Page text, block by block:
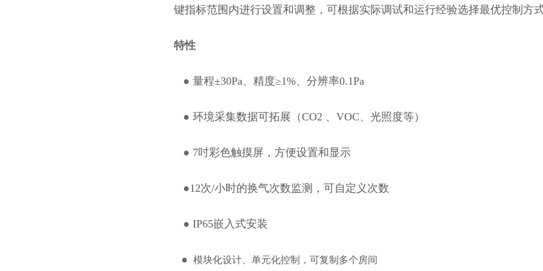
键指标范围内进行设置和调整，可根据实际调试和运行经验选择最优控制方
特性
● 量程±30Pa、精度≥1%、分辨率0.1Pa
● 环境采集数据可拓展（CO2 、VOC、光照度等）
● 7吋彩色触摸屏，方便设置和显示
●12次/小时的换气次数监测，可自定义次数
● IP65嵌入式安装
● 模块化设计、单元化控制，可复制多个房间